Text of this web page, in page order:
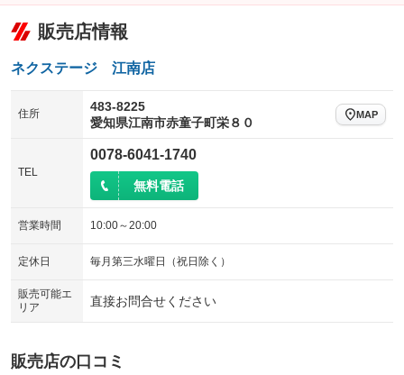
販売店情報
ネクステージ 江南店
住所
483-8225
愛知県江南市赤童子町栄８０
MAP
TEL
0078-6041-1740
無料電話
営業時間 10:00～20:00
定休日 毎月第三水曜日（祝日除く）
販売可能エ
リア
直接お問合せください
販売店の口コミ